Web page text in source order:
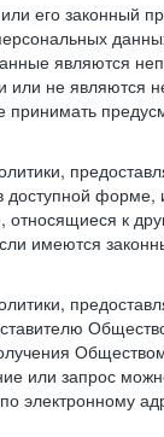
его законный
являются
или не являются
принимать
форме,
к
имеются
или запрос
электронному